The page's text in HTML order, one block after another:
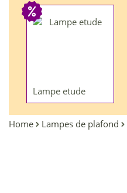
Lampe etude
Home Lampes de plafond